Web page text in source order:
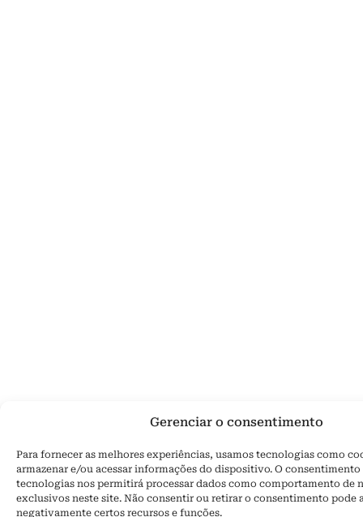
Gerenciar o consentimento
Para fornecer as melhores experiências, usamos tecnologias como
armazenar e/ou acessar informações do dispositivo. O consentimento
tecnologias nos permitirá processar dados como comportamento de
exclusivos neste site. Não consentir ou retirar o consentimento pode
negativamente certos recursos e funções.